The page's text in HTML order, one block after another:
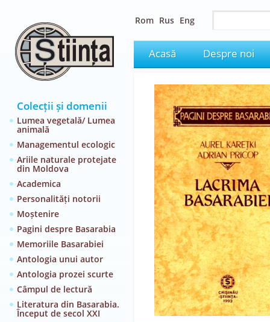
Colecții și domenii
Lumea vegetală/ Lumea
animală
Managementul ecologic
Ariile naturale protejate
din Moldova
Academica
Personalități notorii
Moștenire
Pagini despre Basarabia
Memoriile Basarabiei
Antologia unui autor
Antologia prozei scurte
Câmpul de lectură
Literatura din Basarabia.
Început de secol XXI
Rom Rus Eng
Acasă Despre noi